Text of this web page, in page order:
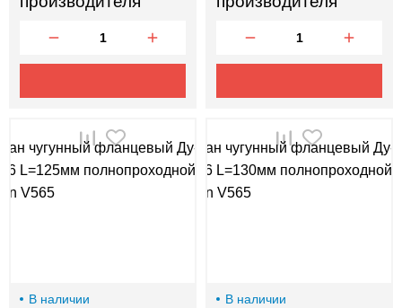
В наличии
В наличии